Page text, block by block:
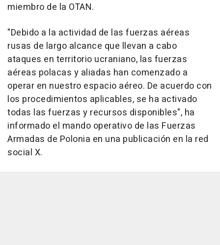
miembro de la OTAN.
"Debido a la actividad de las fuerzas aéreas
rusas de largo alcance que llevan a cabo
ataques en territorio ucraniano, las fuerzas
aéreas polacas y aliadas han comenzado a
operar en nuestro espacio aéreo. De acuerdo con
los procedimientos aplicables, se ha activado
todas las fuerzas y recursos disponibles", ha
informado el mando operativo de las Fuerzas
Armadas de Polonia en una publicación en la red
social X.